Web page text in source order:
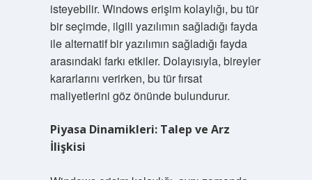
isteyebilir. Windows erişim kolaylığı, bu tür
bir seçimde, ilgili yazılımın sağladığı fayda
ile alternatif bir yazılımın sağladığı fayda
arasındaki farkı etkiler. Dolayısıyla, bireyler
kararlarını verirken, bu tür fırsat
maliyetlerini göz önünde bulundurur.
Piyasa Dinamikleri: Talep ve Arz
İlişkisi